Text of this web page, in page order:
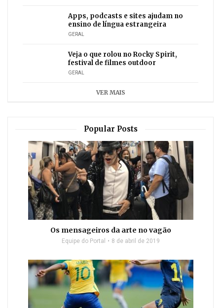
Apps, podcasts e sites ajudam no
ensino de língua estrangeira
GERAL
Veja o que rolou no Rocky Spirit,
festival de filmes outdoor
GERAL
VER MAIS
Popular Posts
Os mensageiros da arte no vagão
Equipe do Portal 8 de abril de 2019